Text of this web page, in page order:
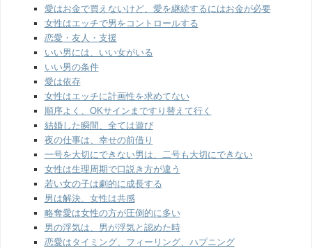
愛はお金で買えないけど、愛を継続するにはお金が必要
女性はエッチで男をコントロールする
恋愛・友人・支援
いい男には、いい女がいる
いい男の条件
愛は依存
女性はエッチに計画性を求めてない
順序よく、OKサインまですり替えて行く
結婚した瞬間、全ては遊び
夜の仕事は、幸せの前借り
一号を大切にできない男は、二号も大切にできない
女性は生理周期で口説き方が違う
若い女の子は劇的に成長する
男は解決、女性は共感
略奪愛は女性の方が圧倒的に多い
男の浮気は、男が浮気と認めた時
恋愛はタイミング、フィーリング、ハプニング